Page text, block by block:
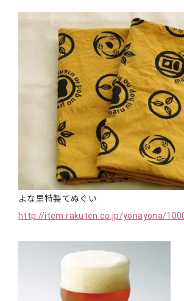
よな里特製てぬぐい
http://item.rakuten.co.jp/yonayona/